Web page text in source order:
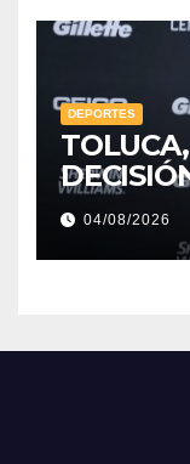
DEPORTES
04/08/2026